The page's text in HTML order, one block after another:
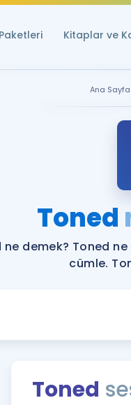
Kitaplar ve
Ana Sayfa
Toned
ne demek? Toned
cümle.
Toned